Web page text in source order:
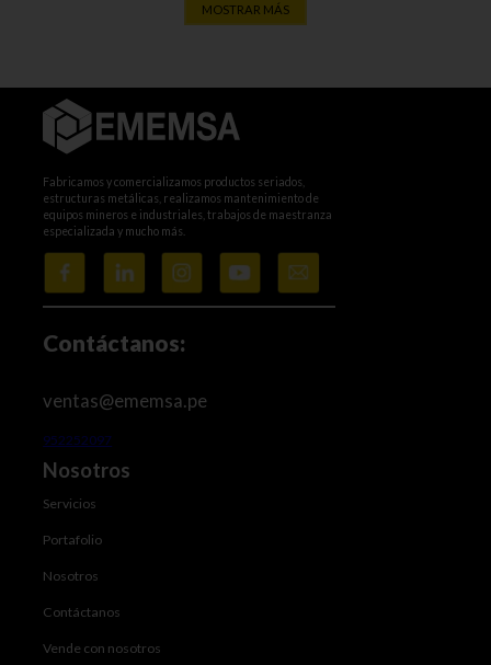
MOSTRAR MÁS
Fabricamos y comercializamos productos seriados,
estructuras metálicas, realizamos mantenimiento de
equipos mineros e industriales, trabajos de maestranza
especializada y mucho más.
Contáctanos:
ventas@ememsa.pe
952252097
Nosotros
Servicios
Portafolio
Nosotros
Contáctanos
Vende con nosotros